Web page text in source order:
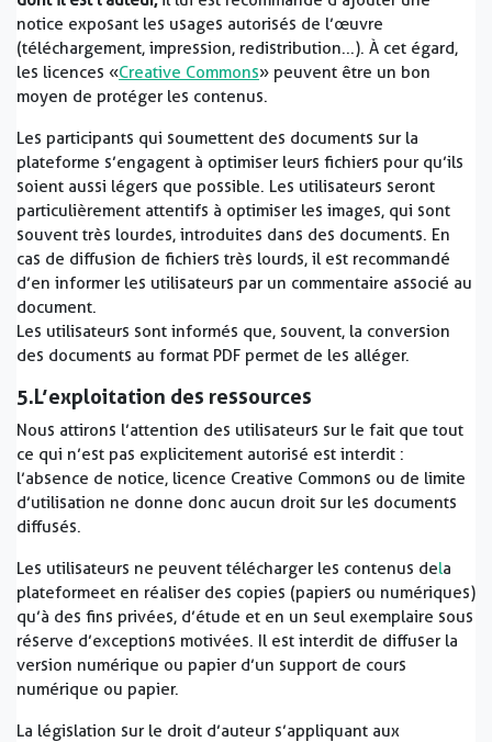
notice exposant les usages autorisés de l’œuvre
(téléchargement, impression, redistribution...). À cet égard,
les licences «Creative Commons» peuvent être un bon
moyen de protéger les contenus.
Les participants qui soumettent des documents sur la
plateforme s’engagent à optimiser leurs fichiers pour qu’ils
soient aussi légers que possible. Les utilisateurs seront
particulièrement attentifs à optimiser les images, qui sont
souvent très lourdes, introduites dans des documents. En
cas de diffusion de fichiers très lourds, il est recommandé
d’en informer les utilisateurs par un commentaire associé au
document.
Les utilisateurs sont informés que, souvent, la conversion
des documents au format PDF permet de les alléger.
5.L’exploitation des ressources
Nous attirons l’attention des utilisateurs sur le fait que tout
ce qui n’est pas explicitement autorisé est interdit :
l’absence de notice, licence Creative Commons ou de limite
d’utilisation ne donne donc aucun droit sur les documents
diffusés.
Les utilisateurs ne peuvent télécharger les contenus dela
plateforme et en réaliser des copies (papiers ou numériques)
qu’à des fins privées, d’étude et en un seul exemplaire sous
réserve d’exceptions motivées. Il est interdit de diffuser la
version numérique ou papier d’un support de cours
numérique ou papier.
La législation sur le droit d’auteur s’appliquant aux